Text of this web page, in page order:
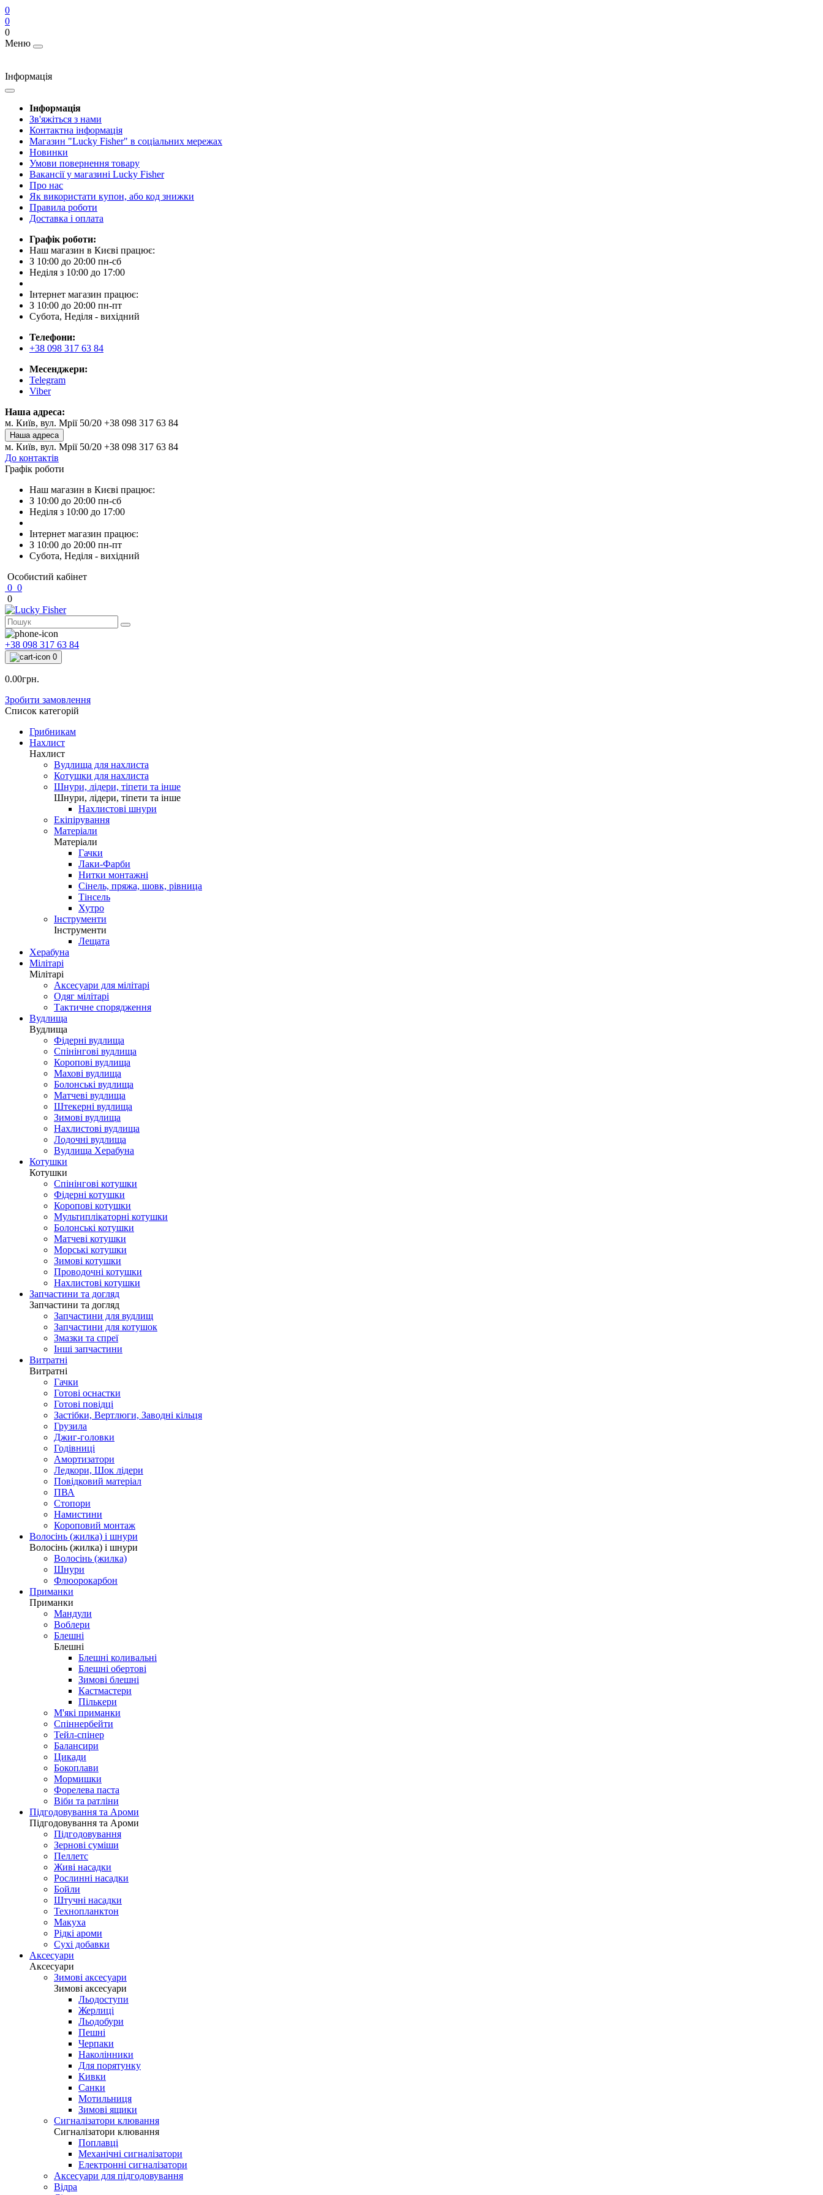
0
0
0
Меню
Інформація
Інформація
Зв'яжіться з нами
Контактна інформація
Магазин "Lucky Fisher" в соціальних мережах
Новинки
Умови повернення товару
Вакансії у магазині Lucky Fisher
Про нас
Як використати купон, або код знижки
Правила роботи
Доставка і оплата
Графік роботи:
Наш магазин в Києві працює:
З 10:00 до 20:00 пн-сб
Неділя з 10:00 до 17:00
Інтернет магазин працює:
З 10:00 до 20:00 пн-пт
Субота, Неділя - вихідний
Телефони:
+38 098 317 63 84
Месенджери:
Telegram
Viber
Наша адреса:
м. Київ, вул. Мрії 50/20 +38 098 317 63 84
Наша адреса
м. Київ, вул. Мрії 50/20 +38 098 317 63 84
До контактів
Графік роботи
Наш магазин в Києві працює:
З 10:00 до 20:00 пн-сб
Неділя з 10:00 до 17:00
Інтернет магазин працює:
З 10:00 до 20:00 пн-пт
Субота, Неділя - вихідний
Особистий кабінет
0 0
0
+38 098 317 63 84
0
0.00грн.
Зробити замовлення
Список категорій
Грибникам
Нахлист
Нахлист
Вудлища для нахлиста
Котушки для нахлиста
Шнури, лідери, тіпети та інше
Шнури, лідери, тіпети та інше
Нахлистові шнури
Екіпірування
Матеріали
Матеріали
Гачки
Лаки-Фарби
Нитки монтажні
Сінель, пряжа, шовк, рівница
Тінсель
Хутро
Інструменти
Інструменти
Лещата
Херабуна
Мілітарі
Мілітарі
Аксесуари для мілітарі
Одяг мілітарі
Тактичне спорядження
Вудлища
Вудлища
Фідерні вудлища
Спінінгові вудлища
Коропові вудлища
Махові вудлища
Болонські вудлища
Матчеві вудлища
Штекерні вудлища
Зимові вудлища
Нахлистові вудлища
Лодочні вудлища
Вудлища Херабуна
Котушки
Котушки
Спінінгові котушки
Фідерні котушки
Коропові котушки
Мультиплікаторні котушки
Болонські котушки
Матчеві котушки
Морські котушки
Зимові котушки
Проводочні котушки
Нахлистові котушки
Запчастини та догляд
Запчастини та догляд
Запчастини для вудлищ
Запчастини для котушок
Змазки та спреї
Інші запчастини
Витратні
Витратні
Гачки
Готові оснастки
Готові повідці
Застібки, Вертлюги, Заводні кільця
Грузила
Джиг-головки
Годівниці
Амортизатори
Ледкори, Шок лідери
Повідковий матеріал
ПВА
Стопори
Намистини
Короповий монтаж
Волосінь (жилка) і шнури
Волосінь (жилка) і шнури
Волосінь (жилка)
Шнури
Флюорокарбон
Приманки
Приманки
Мандули
Воблери
Блешні
Блешні
Блешні коливальні
Блешні обертові
Зимові блешні
Кастмастери
Пількери
М'які приманки
Спіннербейти
Тейл-спінер
Балансири
Цикади
Бокоплави
Мормишки
Форелева паста
Віби та ратліни
Підгодовування та Ароми
Підгодовування та Ароми
Підгодовування
Зернові суміши
Пеллетс
Живі насадки
Рослинні насадки
Бойли
Штучні насадки
Технопланктон
Макуха
Рідкі ароми
Сухі добавки
Аксесуари
Аксесуари
Зимові аксесуари
Зимові аксесуари
Льодоступи
Жерлиці
Льодобури
Пешні
Черпаки
Наколінники
Для порятунку
Кивки
Санки
Мотильниця
Зимові ящики
Сигналізатори клювання
Сигналізатори клювання
Поплавці
Механічні сигналізатори
Електронні сигналізатори
Аксесуари для підгодовування
Відра